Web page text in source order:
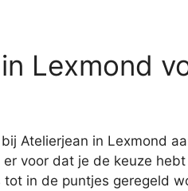
Lexmond
Atelierjean in Lexmond
voor dat je de keuze
in de puntjes geregeld